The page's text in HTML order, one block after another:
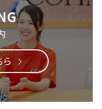
ら